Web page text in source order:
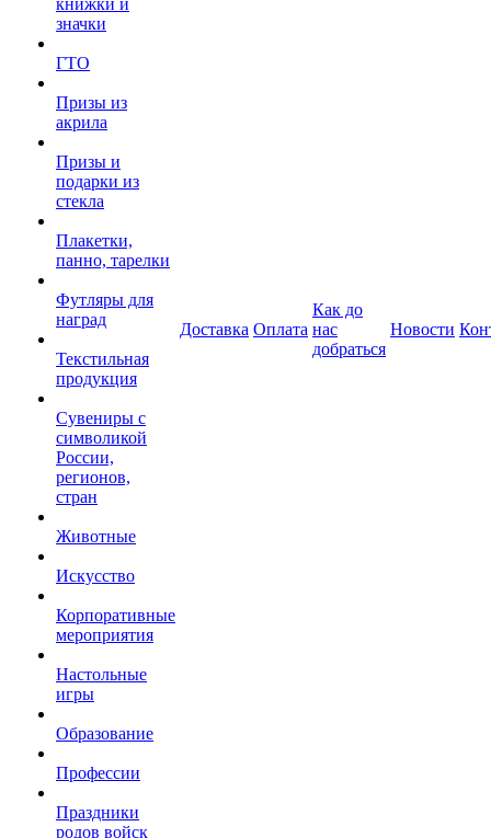
книжки и
значки
ГТО
Призы из
акрила
Призы и
подарки из
стекла
Плакетки,
панно, тарелки
Футляры для
наград
Текстильная
продукция
Сувениры с
символикой
России,
регионов,
стран
Животные
Искусство
Корпоративные
мероприятия
Настольные
игры
Образование
Профессии
Праздники
родов войск
Доставка Оплата
Как до
нас
добраться
Новости